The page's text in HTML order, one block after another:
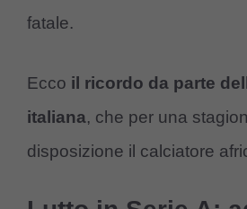
fatale.
Ecco il ricordo da parte
italiana, che per una
disposizione il calciatore